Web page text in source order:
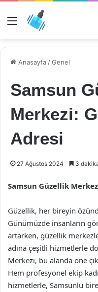
Menü
Anasayfa /Genel
Samsun
Merkezi:
Adresi
27 Ağustos 2024 3
Samsun Güzellik
Güzellik, her bireyin
Günümüzde insanların
artarken, güzellik
adına çeşitli hizmetlerle
Merkezi, bu alanda öne
Hem profesyonel ekip
hizmetlerle, Samsunlu